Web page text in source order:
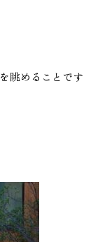
眺めることです